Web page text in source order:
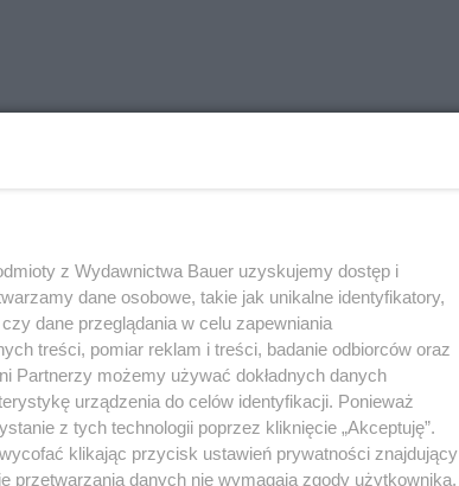
może wydawać się
pomagają
relaksacyjnych,
umysł
co dalej
pomaga w redukcji
ćwiczenia, nawet
uwalniają
z Wydawnictwa Bauer uzyskujemy dostęp i
dane osobowe, takie jak unikalne identyfikatory,
dane przeglądania w celu zapewniania
treści, pomiar reklam i treści, badanie odbiorców oraz
Partnerzy możemy używać dokładnych danych
urządzenia do celów identyfikacji. Ponieważ
z tych technologii poprzez kliknięcie „Akceptuję”.
klikając przycisk ustawień prywatności znajdujący
przetwarzania danych nie wymagają zgody użytkownika,